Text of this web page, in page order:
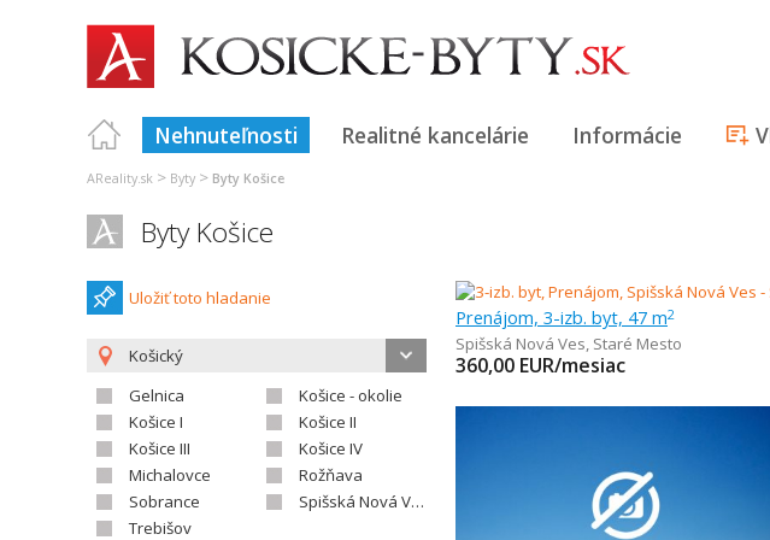
Nehnuteľnosti Realitné kancelárie Informácie
AReality.sk > Byty > Byty Košice
Byty Košice
Uložiť toto hladanie
Košický
Gelnica
Košice - okolie
Košice I
Košice II
Košice III
Košice IV
Michalovce
Rožňava
Sobrance
Spišská Nová Ves
Trebišov
Prenájom, 3-izb. byt, 47 m2
Spišská Nová Ves, Staré Mesto
360,00 EUR/mesiac